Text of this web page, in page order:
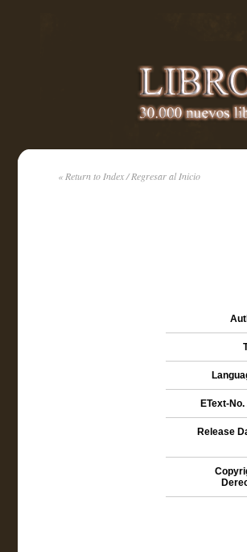
« Return to Index / Regresar al Inicio
EText-
Release